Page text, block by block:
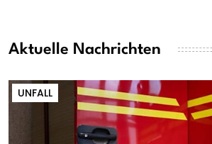
Aktuelle Nachrichten
UNFALL